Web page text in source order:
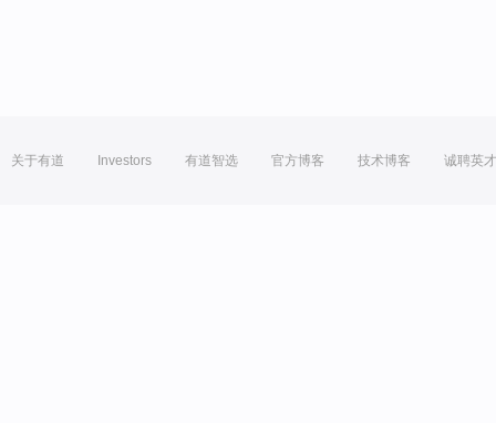
关于有道 Investors 有道智选 官方博客 技术博客 诚聘英才